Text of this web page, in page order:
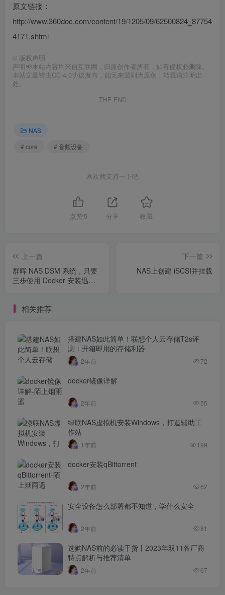
原文链接：
http://www.360doc.com/content/19/1205/09/62500824_87754
4171.shtml
© 版权声明
声明📢本站内容均来自互联网，归原创作者所有，如有侵权必删除。
本站文章皆由CC-4.0协议发布，如无来源则为原创，转载请注明出
处。
THE END
NAS
# core
# 音频设备
喜欢就支持一下吧
点赞 5 分享 收藏
上一篇
群晖 NAS DSM 系统，只要
三步使用 Docker 安装迅雷
下一篇
NAS上创建 iSCSI并挂载
相关推荐
搭建NAS如此简单！联想个人云存储T2s评
测：开箱即用的存储利器
2年前 72
docker镜像详解
2年前 55
绿联NAS虚拟机安装Windows，打造辅助工
作站
1年前 199
docker安装qBittorrent
2年前 62
安全设备怎么部署都不知道，学什么安全
2年前 81
选购NAS前的必读干货丨2023年双11各厂商
特点解析与推荐清单
2年前 67